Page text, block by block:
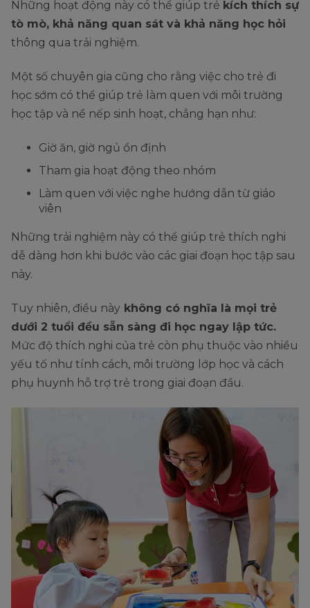
Những hoạt động này có thể giúp trẻ kích thích sự
tò mò, khả năng quan sát và khả năng học hỏi
thông qua trải nghiệm.
Một số chuyên gia cũng cho rằng việc cho trẻ đi
học sớm có thể giúp trẻ làm quen với môi trường
học tập và nề nếp sinh hoạt, chẳng hạn như:
Giờ ăn, giờ ngủ ổn định
Tham gia hoạt động theo nhóm
Làm quen với việc nghe hướng dẫn từ giáo
viên
Những trải nghiệm này có thể giúp trẻ thích nghi
dễ dàng hơn khi bước vào các giai đoạn học tập sau
này.
Tuy nhiên, điều này không có nghĩa là mọi trẻ
dưới 2 tuổi đều sẵn sàng đi học ngay lập tức.
Mức độ thích nghi của trẻ còn phụ thuộc vào nhiều
yếu tố như tính cách, môi trường lớp học và cách
phụ huynh hỗ trợ trẻ trong giai đoạn đầu.